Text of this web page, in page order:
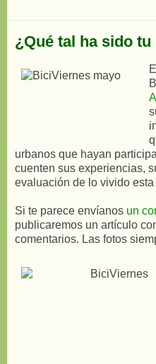
¿Qué tal ha sido
urbanos que hayan
cuenten sus experiencias,
evaluación de lo vivido esta
Si te parece envíanos un
publicaremos un artículo
comentarios. Las fotos